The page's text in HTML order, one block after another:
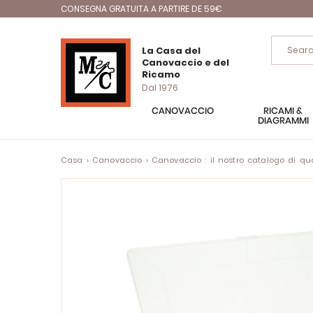
CONSEGNA GRATUITA A PARTIRE DE 59€
La Casa del
Canovaccio e del
Ricamo
Dal 1976
CANOVACCIO
RICAMI &
DIAGRAMMI
Casa Canovaccio Canovaccio : il nostro catalogo di